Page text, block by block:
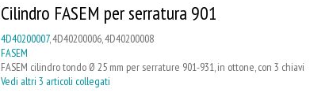
Cilindro FASEM per serratura 901
4D40200007, 4D40200006, 4D40200008
FASEM
FASEM cilindro tondo Ø 25 mm per serrature 901-931, in ottone, con 3 chiavi
Vedi altri 3 articoli collegati